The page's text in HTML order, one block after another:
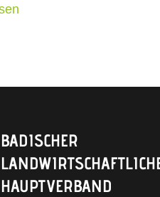
BADISCHER
HAUPTVERBAND